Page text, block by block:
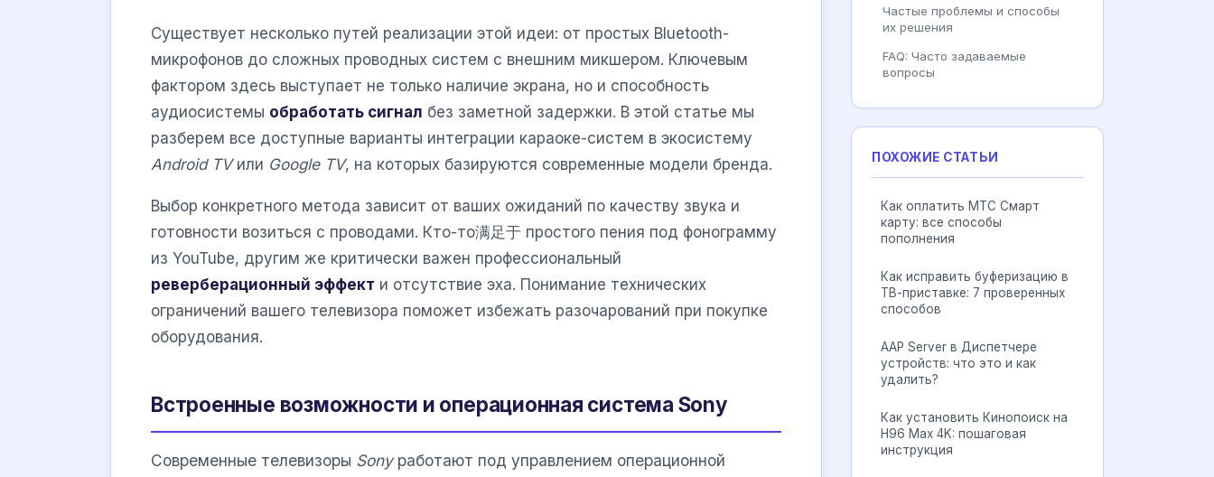
Существует несколько путей реализации этой идеи: от простых Bluetooth-
микрофонов до сложных проводных систем с внешним микшером. Ключевым
фактором здесь выступает не только наличие экрана, но и способность
аудиосистемы обработать сигнал без заметной задержки. В этой статье мы
разберем все доступные варианты интеграции караоке-систем в экосистему
Android TVили Google TV, на которых базируются современные модели бренда.
Выбор конкретного метода зависит от ваших ожиданий по качеству звука и
готовности возиться с проводами. Кто-то满足于 простого пения под фонограмму
из YouTube, другим же критически важен профессиональный
реверберационный эффект и отсутствие эха. Понимание технических
ограничений вашего телевизора поможет избежать разочарований при покупке
оборудования.
Встроенные возможности и операционная система Sony
Современные телевизоры Sonyработают под управлением операционной
Частые проблемы и способы
их решения
FAQ: Часто задаваемые
вопросы
ПОХОЖИЕ СТАТЬИ
Как оплатить МТС Смарт
карту: все способы
пополнения
Как исправить буферизацию в
ТВ-приставке: 7 проверенных
способов
AAP Server в Диспетчере
устройств: что это и как
удалить?
Как установить Кинопоиск на
H96 Max 4K: пошаговая
инструкция